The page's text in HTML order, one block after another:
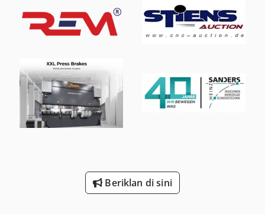
Mesin Las Mig
Ng 200
Si 68
Tb 53 Fr
Beriklan di sini